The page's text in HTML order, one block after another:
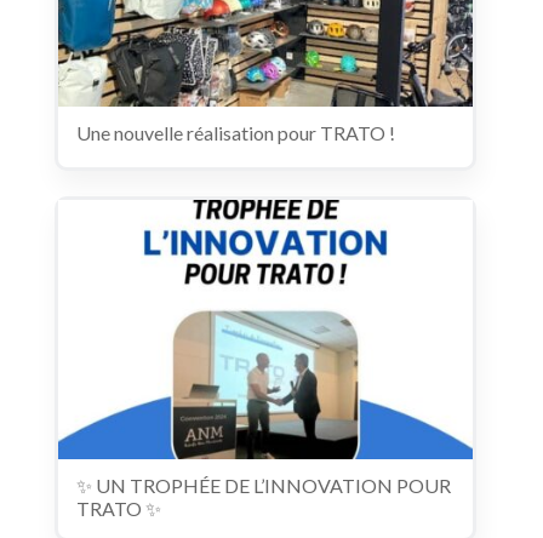
Une nouvelle réalisation pour TRATO !
✨ UN TROPHÉE DE L’INNOVATION POUR
TRATO ✨